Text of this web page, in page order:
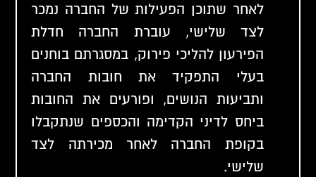
לאחר שתוכן הפעילות של החברה נמכר
לצד שלישי, עוברת החברה חדלת
הפירעון להליכי פירוק, במסגרתם בוחנים
בעלי התפקיד את חובות החברה
ותביעות הנושים, ופורעים את החובות
ביחס לדיני הקדימה והכספים שנתקבלו
בקופת החברה לאחר מכירתה לצד
שלישי.